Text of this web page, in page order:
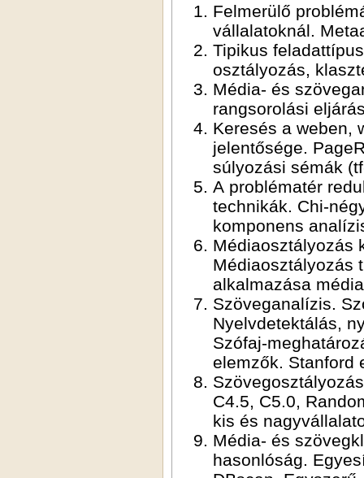
Felmerülő
vállalatoknál.
Tipikus
osztályozás,
Média- és
rangsorolási
Keresés a weben,
jelentősége.
súlyozási sémák
A problématér
technikák. Chi-
komponens
Médiaosztályozás
Médiaosztályozás
alkalmazása
Szöveganalízis.
Nyelvdetektálás,
Szófaj-
elemzők.
C4.5, C5.0,
kis és
Média- és
hasonlóság.